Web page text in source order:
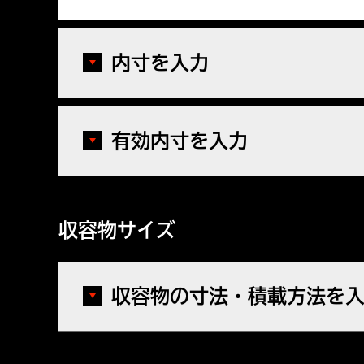
内寸を入力
有効内寸を入力
収容物サイズ
収容物の寸法・積載方法を